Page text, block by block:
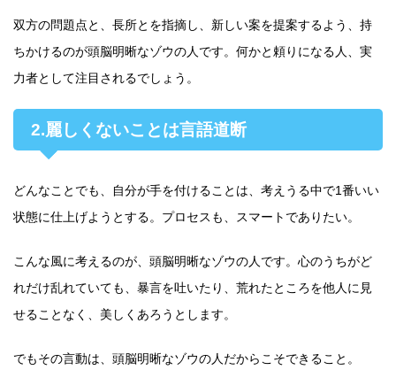
双方の問題点と、長所とを指摘し、新しい案を提案するよう、持
ちかけるのが頭脳明晰なゾウの人です。何かと頼りになる人、実
力者として注目されるでしょう。
2.麗しくないことは言語道断
どんなことでも、自分が手を付けることは、考えうる中で1番いい
状態に仕上げようとする。プロセスも、スマートでありたい。
こんな風に考えるのが、頭脳明晰なゾウの人です。心のうちがど
れだけ乱れていても、暴言を吐いたり、荒れたところを他人に見
せることなく、美しくあろうとします。
でもその言動は、頭脳明晰なゾウの人だからこそできること。